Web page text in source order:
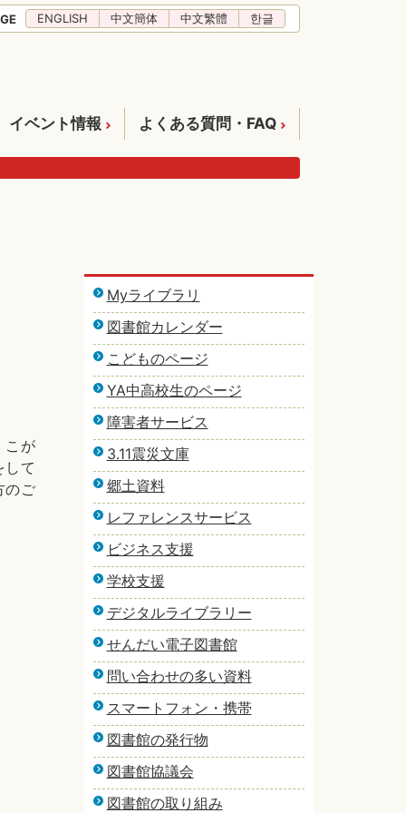
ENGLISH 中文簡体 中文繁體 한글
イベント情報 よくある質問・FAQ
こが
して
のご
Myライブラリ
図書館カレンダー
こどものページ
YA中高校生のページ
障害者サービス
3.11震災文庫
郷土資料
レファレンスサービス
ビジネス支援
学校支援
デジタルライブラリー
せんだい電子図書館
問い合わせの多い資料
スマートフォン・携帯
図書館の発行物
図書館協議会
図書館の取り組み